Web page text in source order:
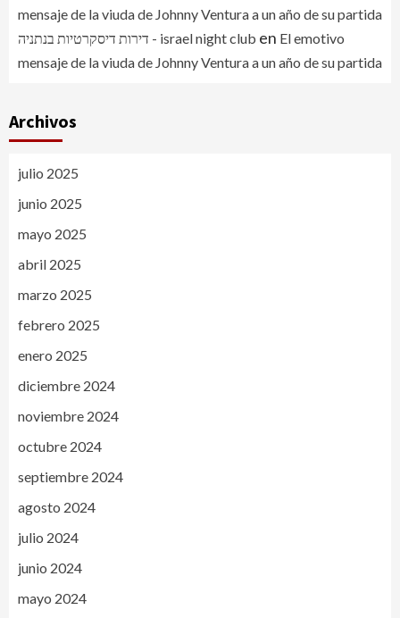
mensaje de la viuda de Johnny Ventura a un año de su partida
דירות דיסקרטיות בנתניה - israel night club en El emotivo
mensaje de la viuda de Johnny Ventura a un año de su partida
Archivos
julio 2025
junio 2025
mayo 2025
abril 2025
marzo 2025
febrero 2025
enero 2025
diciembre 2024
noviembre 2024
octubre 2024
septiembre 2024
agosto 2024
julio 2024
junio 2024
mayo 2024